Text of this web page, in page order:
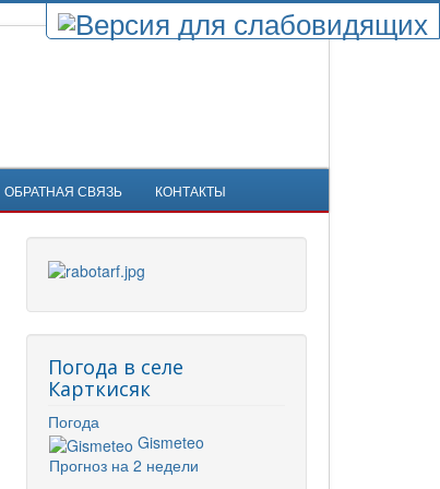
ОБРАТНАЯ СВЯЗЬ КОНТАКТЫ
Погода в селе
Карткисяк
Погода
Gismeteo
Прогноз на 2 недели